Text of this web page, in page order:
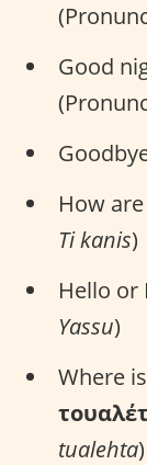
Good
How
Ti kanis)
Hello or
Yassu)
Where
tualehta)